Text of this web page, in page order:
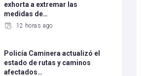
exhorta a extremar las
medidas de…
12 horas ago
Policía Caminera actualizó el
estado de rutas y caminos
afectados…